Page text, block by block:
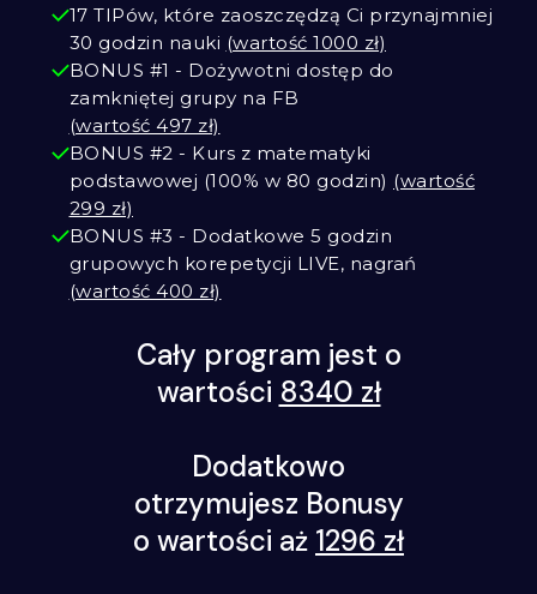
17 TIPów, które zaoszczędzą Ci przynajmniej
30 godzin nauki (wartość 1000 zł)
BONUS #1 - Dożywotni dostęp do
zamkniętej grupy na FB
(wartość 497 zł)
BONUS #2 - Kurs z matematyki
podstawowej (100% w 80 godzin) (wartość
299 zł)
BONUS #3 - Dodatkowe 5 godzin
grupowych korepetycji LIVE, nagrań
(wartość 400 zł)
Cały program jest o
wartości 8340 zł
Dodatkowo
otrzymujesz Bonusy
o wartości aż 1296 zł